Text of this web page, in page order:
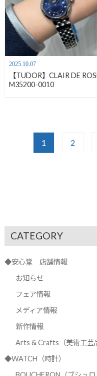
2025.10.07
【TUDOR】CLAIR DE
M35200-0010
1 2
CATEGORY
◆安心堂 店舗情報
お知らせ
フェア情報
メディア情報
新作情報
Arts & Crafts（美術工芸
◆WATCH（時計）